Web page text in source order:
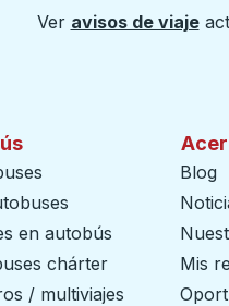
Ver avisos de viaje
en autobús
chárter
/ multiviajes
Blog
Mis